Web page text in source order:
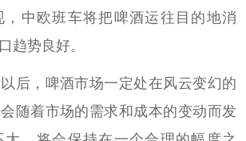
，中欧班车将把啤酒运往目的地消
趋势良好。
后，啤酒市场一定处在风云变幻的
随着市场的需求和成本的变动而发